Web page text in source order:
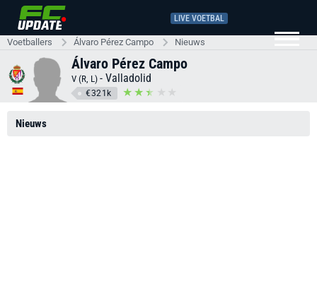
LIVE VOETBAL
Voetballers Álvaro Pérez Campo Nieuws
Álvaro Pérez Campo
V (R, L) - Valladolid
€321k
Nieuws